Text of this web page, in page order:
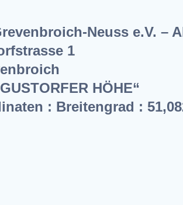
Neuss e.V. –
1
HÖHE“
: Breitengrad :